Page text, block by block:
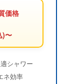
価格
)〜
シャワー
ネ効率